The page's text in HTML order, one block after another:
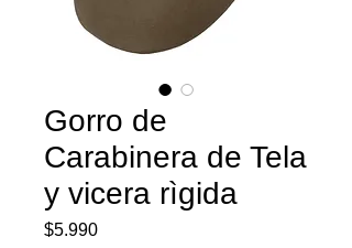
Gorro de
Carabinera de Tela
y vicera rìgida
$5.990Precio